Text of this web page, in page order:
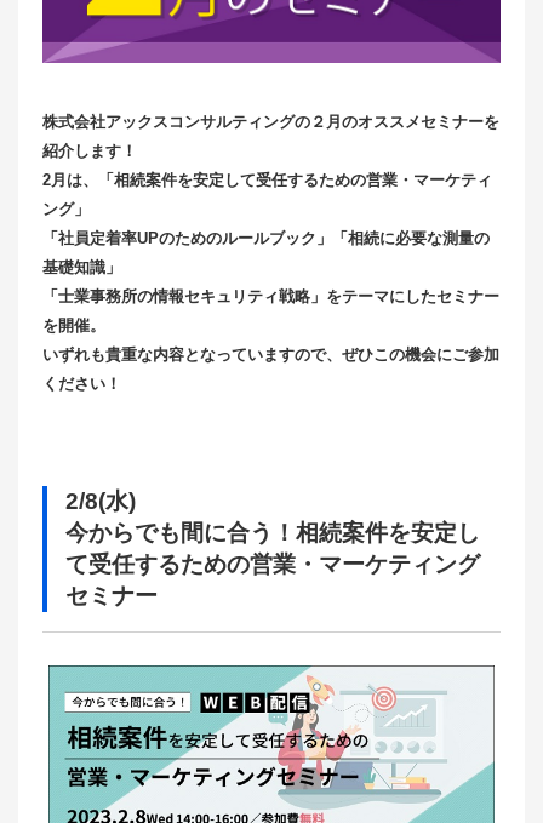
株式会社アックスコンサルティングの２月のオススメセミナーを
紹介します！
2月は、「相続案件を安定して受任するための営業・マーケティ
ング」
「社員定着率UPのためのルールブック」「相続に必要な測量の
基礎知識」
「士業事務所の情報セキュリティ戦略」をテーマにしたセミナー
を開催。
いずれも貴重な内容となっていますので、ぜひこの機会にご参加
ください！
2/8(水)
今からでも間に合う！相続案件を安定し
て受任するための営業・マーケティング
セミナー